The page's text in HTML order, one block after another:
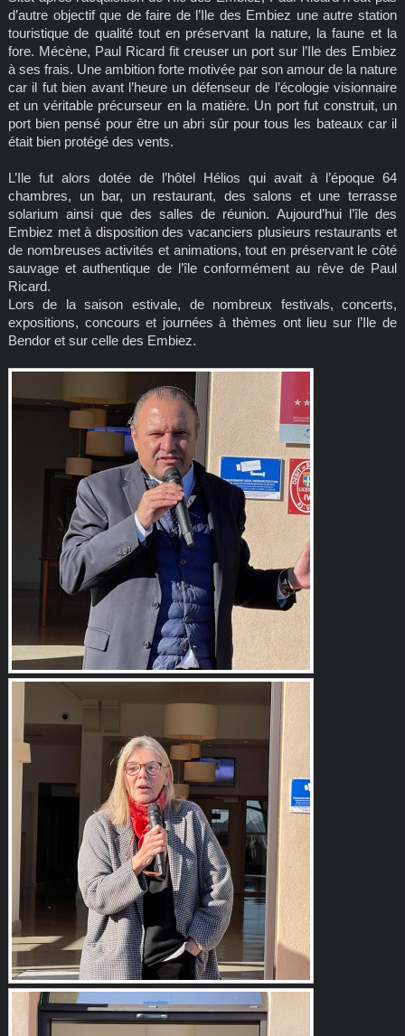
d’autre objectif que de faire de l’Ile des Embiez une autre station
touristique de qualité tout en préservant la nature, la faune et la
fore. Mécène, Paul Ricard fit creuser un port sur l’Ile des Embiez
à ses frais. Une ambition forte motivée par son amour de la nature
car il fut bien avant l’heure un défenseur de l’écologie visionnaire
et un véritable précurseur en la matière. Un port fut construit, un
port bien pensé pour être un abri sûr pour tous les bateaux car il
était bien protégé des vents.
L’Ile fut alors dotée de l’hôtel Hélios qui avait à l’époque 64
chambres, un bar, un restaurant, des salons et une terrasse
solarium ainsi que des salles de réunion. Aujourd’hui l’île des
Embiez met à disposition des vacanciers plusieurs restaurants et
de nombreuses activités et animations, tout en préservant le côté
sauvage et authentique de l’île conformément au rêve de Paul
Ricard.
Lors de la saison estivale, de nombreux festivals, concerts,
expositions, concours et journées à thèmes ont lieu sur l’Ile de
Bendor et sur celle des Embiez.